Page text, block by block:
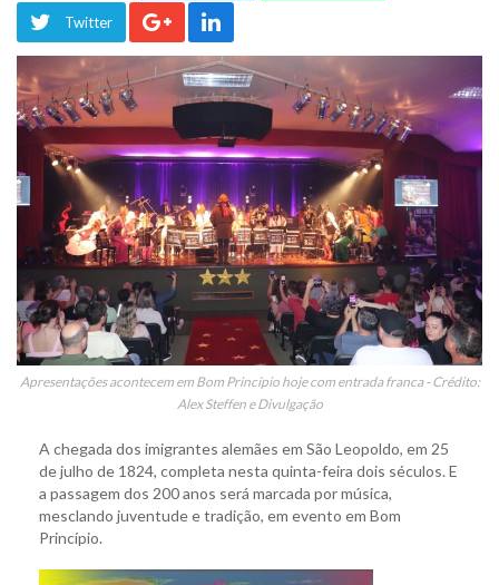
Twitter
Apresentações acontecem em Bom Princípio hoje com entrada franca - Crédito:
Alex Steffen e Divulgação
A chegada dos imigrantes alemães em São Leopoldo, em 25
de julho de 1824, completa nesta quinta-feira dois séculos. E
a passagem dos 200 anos será marcada por música,
mesclando juventude e tradição, em evento em Bom
Princípio.